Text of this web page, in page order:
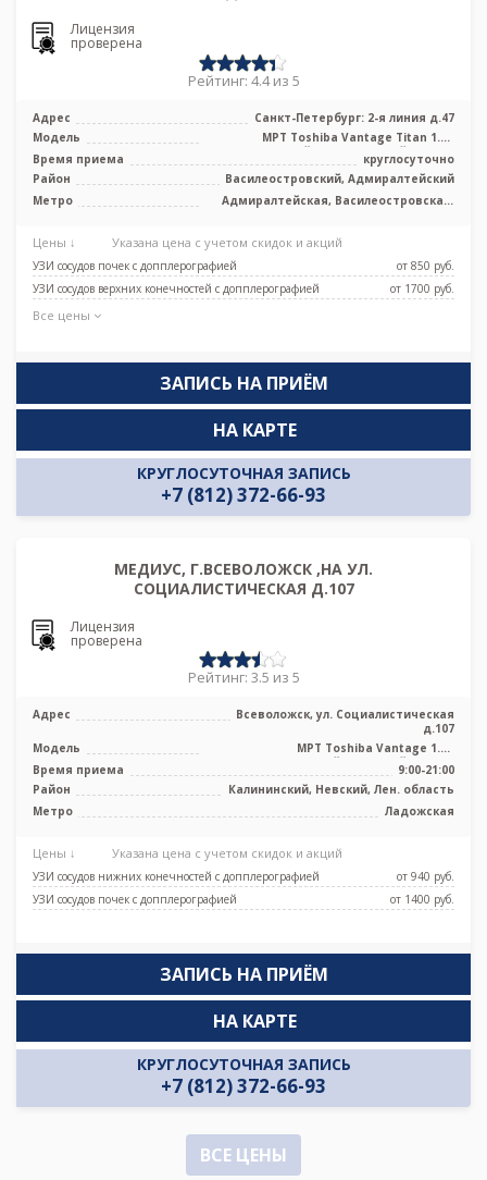
Лицензия
проверена
Рейтинг: 4.4 из 5
Адрес
Санкт-Петербург: 2-я линия д.47
Модель
МРТ Toshiba Vantage Titan 1.5T
высокопольный полуоткрытый тип, КТ
Siem ...
Время приема
круглосуточно
Район
Василеостровский, Адмиралтейский
Метро
Адмиралтейская, Василеостровская,
Цены ↓ Указана цена с учетом скидок и акций
УЗИ сосудов почек с допплерографией
от 850 pуб.
УЗИ сосудов верхних конечностей с допплерографией
от 1700 pуб.
Все цены
ЗАПИСЬ НА ПРИЁМ
КРУГЛОСУТОЧНАЯ ЗАПИСЬ
+7 (812) 372-66-93
НА КАРТЕ
МЕДИУС, Г.ВСЕВОЛОЖСК ,НА УЛ.
СОЦИАЛИСТИЧЕСКАЯ Д.107
Лицензия
проверена
Рейтинг: 3.5 из 5
Адрес
Всеволожск, ул. Социалистическая
д.107
Модель
МРТ Toshiba Vantage 1.5T
высокопольный закрытый тип, КТ
Toshiba Alexio ...
Время приема
9:00-21:00
Район
Калининский, Невский, Лен. область
Метро
Ладожская
Цены ↓ Указана цена с учетом скидок и акций
УЗИ сосудов нижних конечностей с допплерографией
от 940 pуб.
УЗИ сосудов почек с допплерографией
от 1400 pуб.
ЗАПИСЬ НА ПРИЁМ
КРУГЛОСУТОЧНАЯ ЗАПИСЬ
+7 (812) 372-66-93
НА КАРТЕ
ВСЕ ЦЕНЫ